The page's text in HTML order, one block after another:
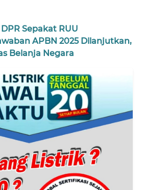
Sepakat RUU
APBN 2025 Dilanjutkan,
Belanja Negara